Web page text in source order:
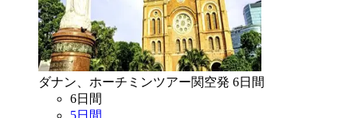
ダナン、ホーチミンツアー関空発 6日間
6日間
5日間